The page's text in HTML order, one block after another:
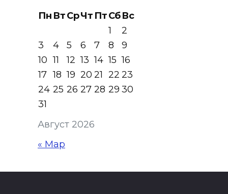
Август 2026
Пн ВтСрЧт ПтСбВс
1
2
3
4 5 6 7 8
9
10 11 12 13 14 15 16
17 18 19 20 21 22 23
24 25 26 27 28 29 30
31
« Мар